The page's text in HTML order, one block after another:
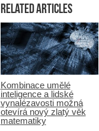
Related Articles
Kombinace umělé
inteligence a lidské
vynalézavosti možná
otevírá nový zlatý věk
matematiky